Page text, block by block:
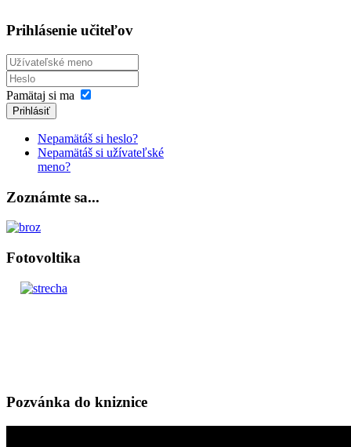
Prihlásenie učiteľov
Pamätaj si ma
Prihlásiť
Nepamätáš si heslo?
Nepamätáš si užívateľské
meno?
Zoznámte sa...
Fotovoltika
Pozvánka do kniznice